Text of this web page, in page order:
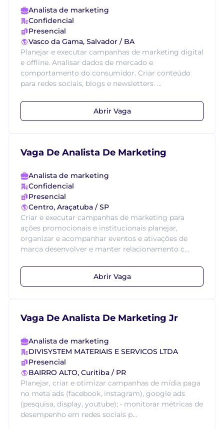
Analista de marketing
Confidencial
Presencial
Vasco da Gama, Salvador / BA
Planejar e executar campanhas de marketing digital
e offline. Analisar dados de mercado e
comportamento do consumidor. Criar conteúdo
para redes sociais, blogs e newsletters. ...
Abrir Vaga
Vaga De Analista De Marketing
Analista de marketing
Confidencial
Presencial
Centro, Araçatuba / SP
Criar e executar campanhas de marketing para
ações promocionais e institucionais planejar,
organizar e acompanhar eventos e ativações de
marca desenvolver e manter relacionamento c...
Abrir Vaga
Vaga De Analista De Marketing Jr
Analista de marketing
DIVISYSTEM MATERIAIS E SERVICOS LTDA
Presencial
BAIRRO ALTO, Curitiba / PR
Planejar, criar e otimizar campanhas de mídia paga
no meta ads (facebook, instagram), google ads
(pesquisa, display, youtube); • monitorar métricas de
desempenho em redes sociais p...